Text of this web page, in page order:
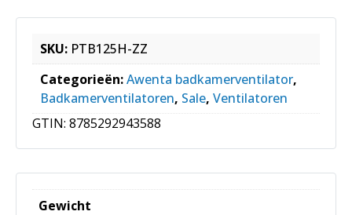
SKU: PTB125H-ZZ
Categorieën:Awenta badkamerventilator,
Badkamerventilatoren, Sale, Ventilatoren
GTIN: 8785292943588
Gewicht